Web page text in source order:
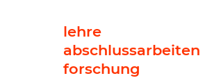
lehre
abschlussarbeiten
forschung